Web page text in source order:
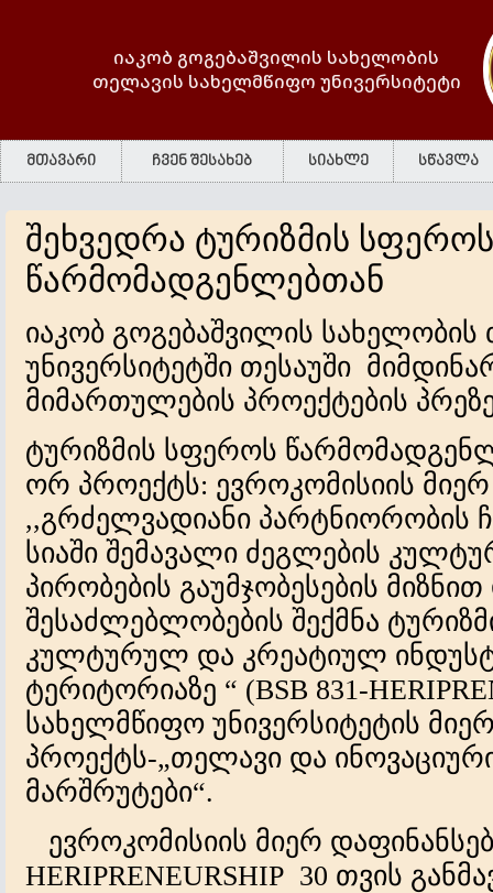
იაკობ გოგებაშვილის სახელობის
თელავის სახელმწიფო უნივერსიტეტი
მთავარი ჩვენ შესახებ სიახლე სწავლა
შეხვედრა ტურიზმის სფეროს
წარმომადგენლებთან
იაკობ გოგებაშვილის
უნივერსიტეტში თესაუში
მიმართულების პროექტების
ტურიზმის სფეროს
ორ პროექტს: ევროკომისიის
,,გრძელვადიანი პარტნიორობის
სიაში შემავალი ძეგლების
პირობების გაუმჯობესების
შესაძლებლობების შექმნა
კულტურულ და კრეატიულ
ტერიტორიაზე “ (BSB 831-
სახელმწიფო უნივერსიტეტის
პროექტს-„თელავი და
მარშრუტები“.
ევროკომისიის მიერ
HERIPRENEURSHIP 30 თვის